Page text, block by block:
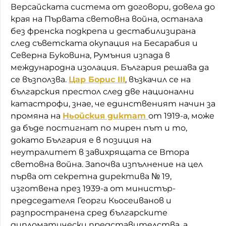
Версайската система от договори, довела до
края на Първата световна война, останала
без френска подкрепа и дестабилизирана
след съветската окупация на Бесарабия и
Северна Буковина, Румъния изпада в
международна изолация. България решава да
се възползва. Цар Борис III, възкачил се на
българския престол след две национални
катастрофи, знае, че единственият начин за
промяна на Ньойския диктат от 1919-а, може
да бъде постигнат по мирен път и то,
докато България е в позиция на
неутралитет в завихрящата се Втора
световна война. Започва изпълнение на цел
първа от секретна директива № 19,
изготвена през 1939-а от министър-
председателя Георги Кьосеиванов и
разпространена сред българските